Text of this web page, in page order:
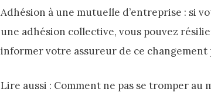
Adhésion à une mutuelle d’entreprise : si
une adhésion collective, vous pouvez
informer votre assureur de ce
Lire aussi : Comment ne pas se tromper au